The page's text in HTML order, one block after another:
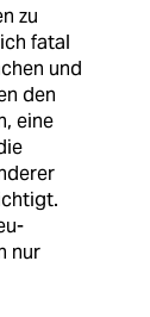
zu
fatal
und
den
eine
nur